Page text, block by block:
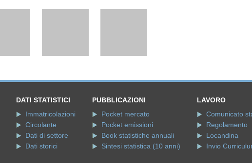
DATI STATISTICI
Immatricolazioni
Circolante
Dati di settore
Dati storici
PUBBLICAZIONI
Pocket mercato
Pocket emissioni
Book statistiche annuali
Sintesi statistica (10 anni)
LAVORO
Comunicato
Regolamento
Locandina
Invio